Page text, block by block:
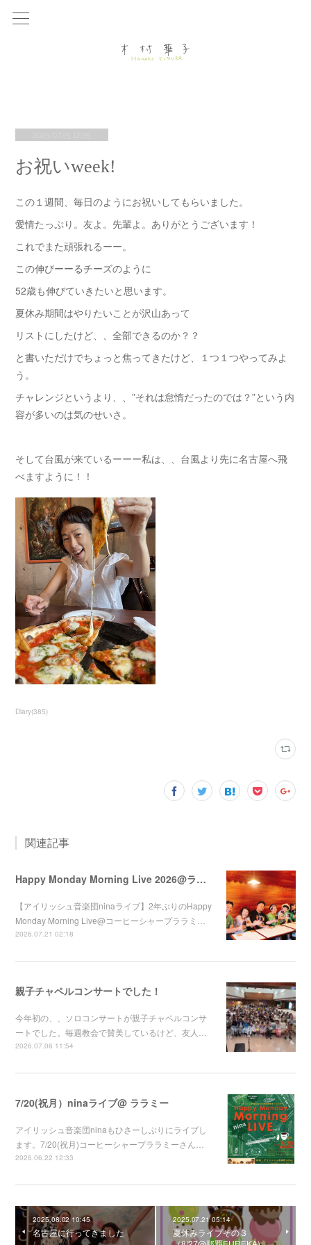
お祝いweek!
この１週間、毎日のようにお祝いしてもらいました。
愛情たっぷり。友よ。先輩よ。ありがとうございます！
これでまた頑張れるーー。
この伸びーーるチーズのように
52歳も伸びていきたいと思います。
夏休み期間はやりたいことが沢山あって
リストにしたけど、、全部できるのか？？
と書いただけでちょっと焦ってきたけど、１つ１つやってみよ
う。
チャレンジというより、、”それは怠惰だったのでは？”という内
容が多いのは気のせいさ。
そして台風が来ているーーー私は、、台風より先に名古屋へ飛
べますように！！
Diary(385)
関連記事
Happy Monday Morning Live 2026@ララミー
【アイリッシュ音楽団ninaライブ】2年ぶりのHappy
Monday Morning Live@コーヒーシャープララミ…
2026.07.21 02:18
親子チャペルコンサートでした！
今年初の、、ソロコンサートが親子チャペルコンサ
ートでした。毎週教会で賛美しているけど、友人…
2026.07.06 11:54
7/20(祝月）ninaライブ@ ララミー
アイリッシュ音楽団ninaもひさーしぶりにライブし
ます。7/20(祝月)コーヒーシャープララミーさん…
2026.06.22 12:33
2025.08.02 10:45
名古屋に行ってきました
2025.07.21 05:14
夏休みライブその３